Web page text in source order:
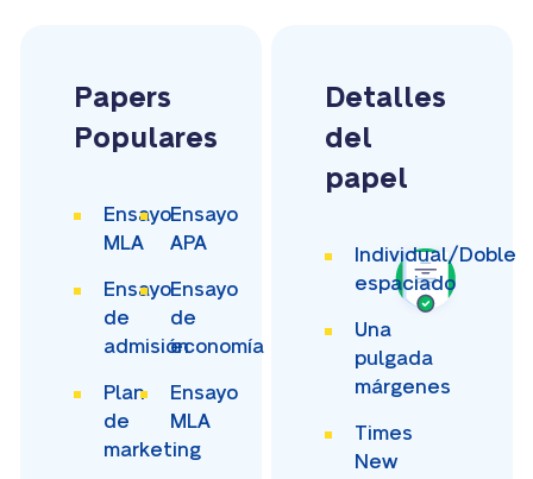
Papers
Populares
Ensayo
MLA
Ensayo
APA
Ensayo
de
admisión
Ensayo
de
economía
Plan
de
marketing
Ensayo
MLA
Detalles
del
papel
Individual/Doble
espaciado
Una
pulgada
márgenes
Times
New